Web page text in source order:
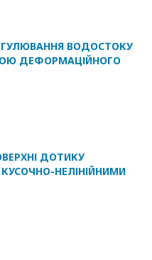
ВОДОСТОКУ
ДЕФОРМАЦІЙНОГО
ДОТИКУ
КУСОЧНО-НЕЛІНІЙНИМИ